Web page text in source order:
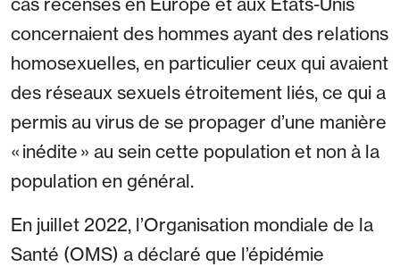
concernaient des hommes ayant des relations
homosexuelles, en particulier ceux qui avaient
des réseaux sexuels étroitement liés, ce qui a
permis au virus de se propager d’une manière
« inédite » au sein cette population et non à la
population en général.
En juillet 2022, l’Organisation mondiale de la
Santé (OMS) a déclaré que l’épidémie